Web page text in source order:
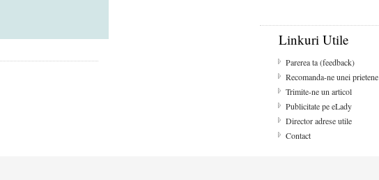
Linkuri Utile
Parerea ta (feedback)
Recomanda-ne unei prietene
Trimite-ne un articol
Publicitate pe eLady
Director adrese utile
Contact